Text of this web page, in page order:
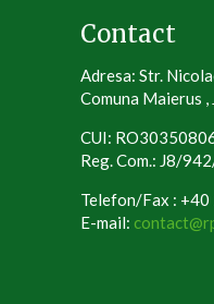
Contact
Adresa: Str.
Comuna Maierus
CUI:
Reg. Com.: J8/
Telefon/Fax :
E-mail: